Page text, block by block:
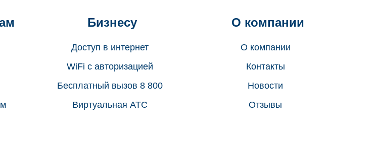
Бизнесу
Доступ в интернет
WiFi с авторизацией
Бесплатный вызов 8 800
Виртуальная АТС
О компании
О компании
Контакты
Новости
Отзывы